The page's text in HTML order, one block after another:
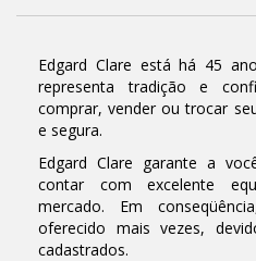
Edgard Clare está há 45
representa tradição e
comprar, vender ou trocar
e segura.
Edgard Clare garante a
contar com excelente
mercado. Em
oferecido mais vezes,
cadastrados.